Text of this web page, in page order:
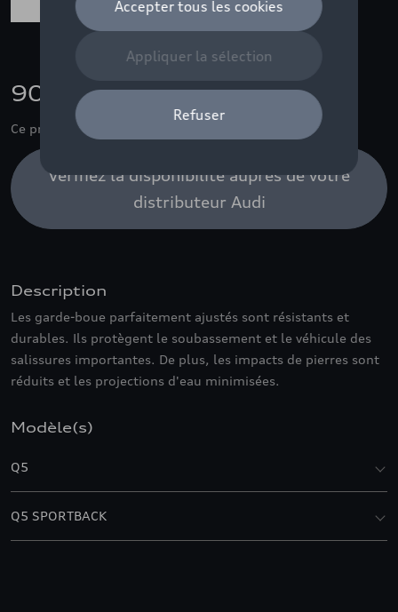
90,00 €
Ce produit n'est actuellement pas de stock
Vérifiez la disponibilité auprès de votre
distributeur Audi
Description
Les garde-boue parfaitement ajustés sont résistants et
durables. Ils protègent le soubassement et le véhicule des
salissures importantes. De plus, les impacts de pierres sont
réduits et les projections d'eau minimisées.
Modèle(s)
Q5
Q5 SPORTBACK